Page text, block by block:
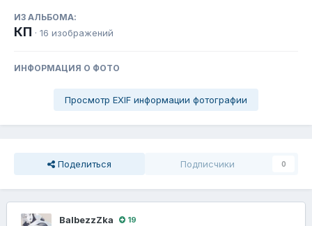
ИЗ АЛЬБОМА:
КП · 16 изображений
ИНФОРМАЦИЯ О ФОТО
Просмотр EXIF информации фотографии
Поделиться Подписчики 0
BalbezzZka 19